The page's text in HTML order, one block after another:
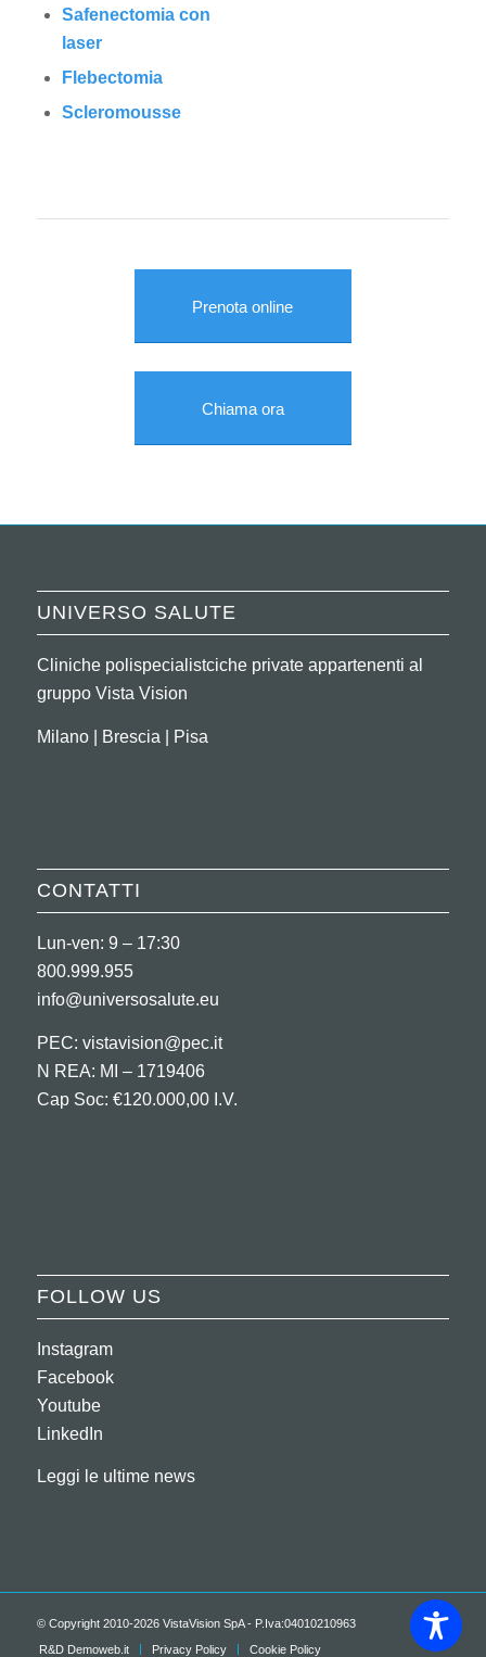
Safenectomia con
laser
Flebectomia
Scleromousse
Prenota online
Chiama ora
UNIVERSO SALUTE
Cliniche polispecialistciche private appartenenti al
gruppo Vista Vision
Milano | Brescia | Pisa
CONTATTI
Lun-ven: 9 – 17:30
800.999.955
info@universosalute.eu
PEC: vistavision@pec.it
N REA: MI – 1719406
Cap Soc: €120.000,00 I.V.
FOLLOW US
Instagram
Facebook
Youtube
LinkedIn
Leggi le ultime news
© Copyright 2010-2026 VistaVision SpA - P.Iva:04010210963
R&D Demoweb.it
Privacy Policy Cookie Policy